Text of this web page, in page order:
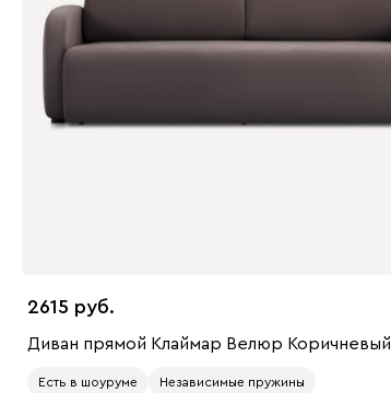
2615
Диван прямой Клаймар Велюр Коричневый
Есть в шоуруме Независимые пружины